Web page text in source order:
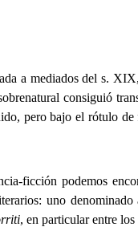
a mediados del s.
consiguió
pero bajo el rótulo de
ficción podemos
uno
, en particular entre